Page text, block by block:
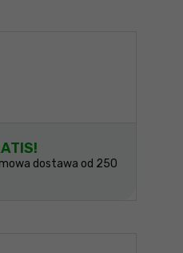
dostawa od 250